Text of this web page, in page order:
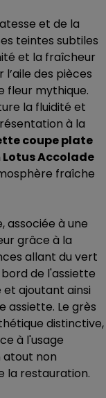
et de la
teintes subtiles
et la fraîcheur
des pièces
fleur mythique.
la fluidité et
à la
coupe plate
Accolade
fraîche
associée à une
grâce à la
allant du vert
de l'assiette
ajoutant ainsi
assiette. Le grès
distinctive,
à l'usage
atout non
la restauration.